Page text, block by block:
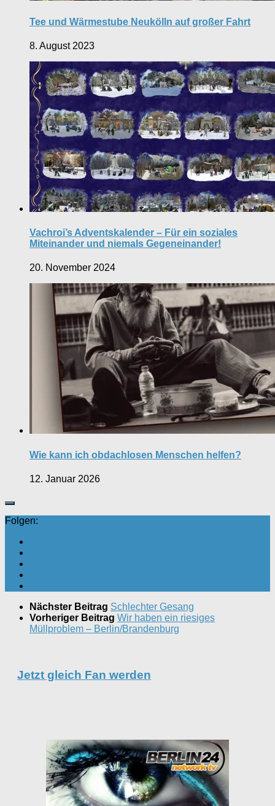
Tee und Wärmestube Neukölln auf großer Fahrt
8. August 2023
Vachroi’s Adventskalender – Für ein soziales
Miteinander und niemals Gegeneinander!
20. November 2024
Wie kann ich obdachlosen Menschen helfen?
12. Januar 2026
Folgen:
Nächster Beitrag Schlechter Gesang
Vorheriger Beitrag Wir haben ein riesiges
Müllproblem – Berlin/Brandenburg
Jetzt gleich Fan werden